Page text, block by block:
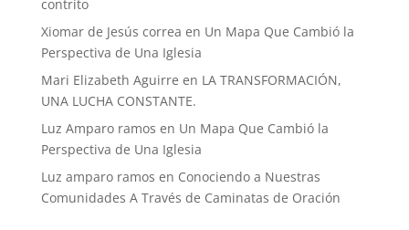
contrito
Xiomar de Jesús correa en Un Mapa Que Cambió la
Perspectiva de Una Iglesia
Mari Elizabeth Aguirre en LA TRANSFORMACIÓN,
UNA LUCHA CONSTANTE.
Luz Amparo ramos en Un Mapa Que Cambió la
Perspectiva de Una Iglesia
Luz amparo ramos en Conociendo a Nuestras
Comunidades A Través de Caminatas de Oración